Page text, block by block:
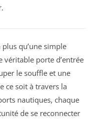
qu’une simple
véritable porte d’entrée
le souffle et une
ce soit à travers la
nautiques, chaque
de se reconnecter